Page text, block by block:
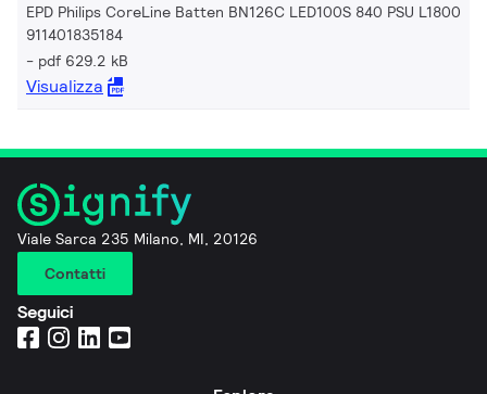
EPD Philips CoreLine Batten BN126C LED100S 840 PSU L1800
911401835184
pdf 629.2 kB
Visualizza
Viale Sarca 235 Milano, MI, 20126
Contatti
Seguici